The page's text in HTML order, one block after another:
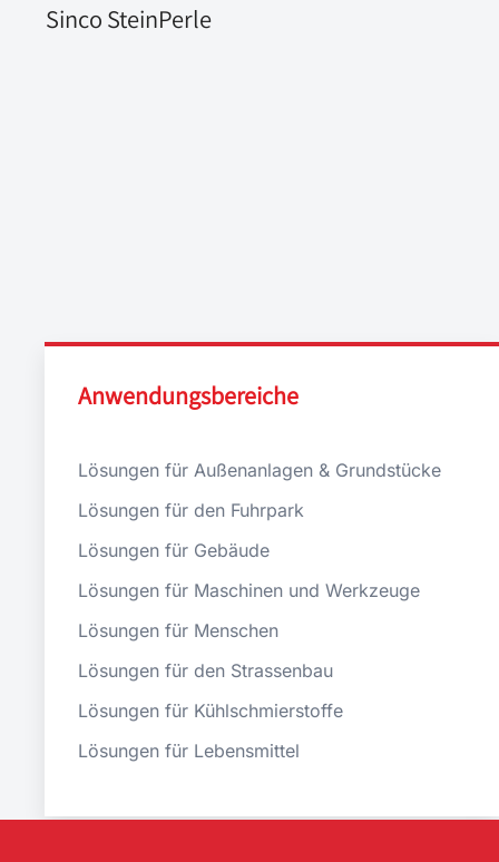
Sinco SteinPerle
Anwendungsbereiche
Lösungen für Außenanlagen & Grundstücke
Lösungen für den Fuhrpark
Lösungen für Gebäude
Lösungen für Maschinen und Werkzeuge
Lösungen für Menschen
Lösungen für den Strassenbau
Lösungen für Kühlschmierstoffe
Lösungen für Lebensmittel